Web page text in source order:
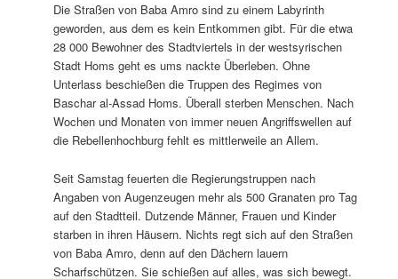
Die Straßen von Baba Amro sind zu einem Labyrinth
geworden, aus dem es kein Entkommen gibt. Für die etwa
28 000 Bewohner des Stadtviertels in der westsyrischen
Stadt Homs geht es ums nackte Überleben. Ohne
Unterlass beschießen die Truppen des Regimes von
Baschar al-Assad Homs. Überall sterben Menschen. Nach
Wochen und Monaten von immer neuen Angriffswellen auf
die Rebellenhochburg fehlt es mittlerweile an Allem.
Seit Samstag feuerten die Regierungstruppen nach
Angaben von Augenzeugen mehr als 500 Granaten pro Tag
auf den Stadtteil. Dutzende Männer, Frauen und Kinder
starben in ihren Häusern. Nichts regt sich auf den Straßen
von Baba Amro, denn auf den Dächern lauern
Scharfschützen. Sie schießen auf alles, was sich bewegt.